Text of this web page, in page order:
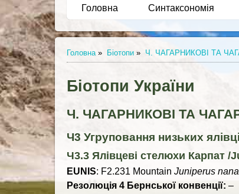
Головна Синтаксономія
Головна » Біотопи » Ч. ЧАГАРНИКОВІ ТА
Біотопи України
Ч. ЧАГАРНИКОВІ ТА
Ч3 Угруповання низьких
Ч3.3 Ялівцеві стелюхи Карпат
EUNIS: F2.231 Mountain Juniperus nana
Резолюція 4 Бернської конвенції: –